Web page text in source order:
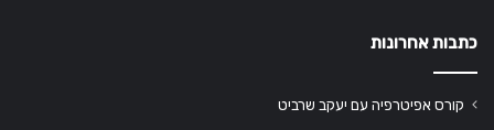
כתבות אחרונות
קורס אפיטרפיה עם יעקב שרביט